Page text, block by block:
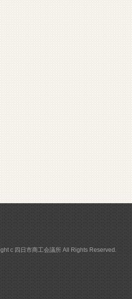
c 四日市商工会議所 All Rights Reserved.